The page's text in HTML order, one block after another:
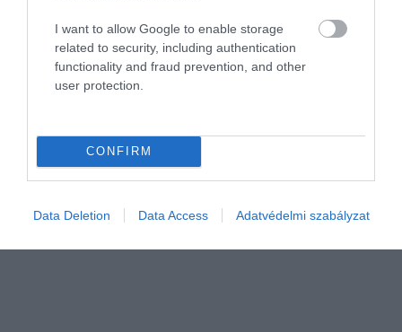
I want to allow Google to enable storage
related to security, including authentication
functionality and fraud prevention, and other
user protection.
CONFIRM
Data Deletion Data Access Adatvédelmi szabályzat
FORINT
Gyengült a forint kedd reggel a főbb devizákkal szemben hétfő
estéhez képest a nemzetközi devizakereskedelemben.